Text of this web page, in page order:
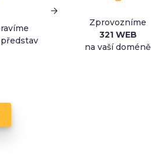
Zprovozníme
321 WEB
na vaší doméně